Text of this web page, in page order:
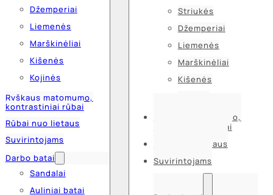
Džemperiai
Liemenės
Marškinėliai
Kišenės
Kojinės
Ryškaus matomumo,
kontrastiniai rūbai
Rūbai nuo lietaus
Suvirintojams
Darbo batai
Sandalai
Auliniai batai
Striukės
Džemperiai
Liemenės
Marškinėliai
Kišenės
Ryškaus matomumo,
kontrastiniai rūbai
Rūbai nuo lietaus
Suvirintojams